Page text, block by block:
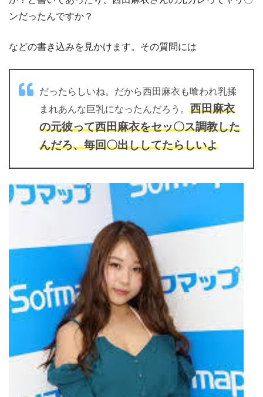
ンだったんですか？
などの書き込みを見かけます。その質問には
だったらしいね。だから西田麻衣も喰われ乳揉
まれあんな巨乳になったんだろう。 西田麻衣
の元彼って西田麻衣をセッ〇ス調教した
んだろ、毎回〇出ししてたらしいよ